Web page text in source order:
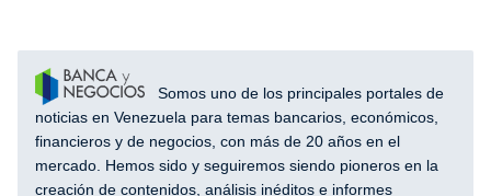
Somos uno de los principales portales de
noticias en Venezuela para temas bancarios, económicos,
financieros y de negocios, con más de 20 años en el
mercado. Hemos sido y seguiremos siendo pioneros en la
creación de contenidos, análisis inéditos e informes